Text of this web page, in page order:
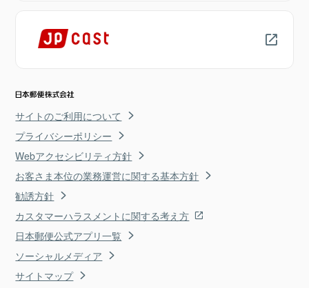
サイトのご利用について
プライバシーポリシー
Webアクセシビリティ方針
お客さま本位の業務運営に関する基本方針
勧誘方針
カスタマーハラスメントに関する考え方
日本郵便公式アプリ一覧
ソーシャルメディア
サイトマップ